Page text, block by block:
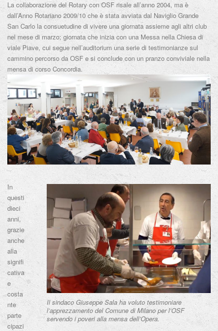
La collaborazione del Rotary con OSF risale all’anno 2004, ma è
dall’Anno Rotariano 2009/10 che è stata avviata dal Naviglio Grande
San Carlo la consuetudine di vivere una giornata assieme agli altri club
nel mese di marzo; giornata che inizia con una Messa nella Chiesa di
viale Piave, cui segue nell’auditorium una serie di testimonianze sul
cammino percorso da OSF e si conclude con un pranzo conviviale nella
mensa di corso Concordia.
Il sindaco Giuseppe Sala ha voluto testimoniare
l’apprezzamento del Comune di Milano per l’OSF
servendo i poveri alla mensa dell’Opera.
In
questi
dieci
anni,
grazie
anche
alla
signifi
cativa
e
costa
nte
parte
cipazi